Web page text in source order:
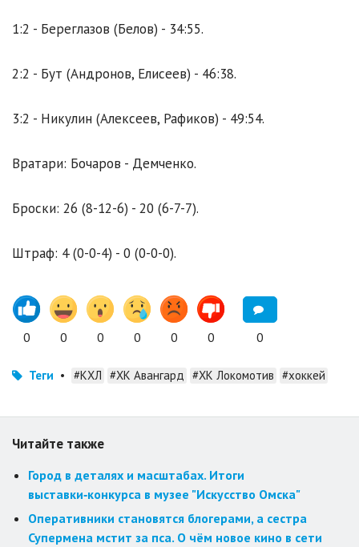
1:2 - Береглазов (Белов) - 34:55.
2:2 - Бут (Андронов, Елисеев) - 46:38.
3:2 - Никулин (Алексеев, Рафиков) - 49:54.
Вратари: Бочаров - Демченко.
Броски: 26 (8-12-6) - 20 (6-7-7).
Штраф: 4 (0-0-4) - 0 (0-0-0).
0 0 0 0 0 0 0
Теги • #КХЛ #ХК Авангард #ХК Локомотив #хоккей
Читайте также
Город в деталях и масштабах. Итоги
выставки‑конкурса в музее "Искусство Омска"
Оперативники становятся блогерами, а сестра
Супермена мстит за пса. О чём новое кино в сети